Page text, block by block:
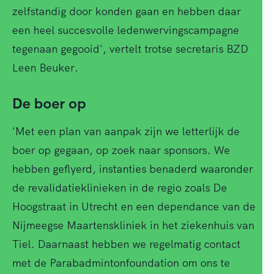
zelfstandig door konden gaan en hebben daar
een heel succesvolle ledenwervingscampagne
tegenaan gegooid', vertelt trotse secretaris BZD
Leen Beuker.
De boer op
'Met een plan van aanpak zijn we letterlijk de
boer op gegaan, op zoek naar sponsors. We
hebben geflyerd, instanties benaderd waaronder
de revalidatieklinieken in de regio zoals De
Hoogstraat in Utrecht en een dependance van de
Nijmeegse Maartenskliniek in het ziekenhuis van
Tiel. Daarnaast hebben we regelmatig contact
met de Parabadmintonfoundation om ons te